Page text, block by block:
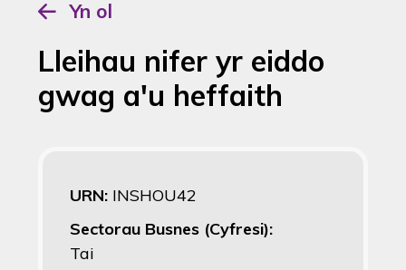
Yn ol
Lleihau nifer yr eiddo
gwag a'u heffaith
URN: INSHOU42
Sectorau Busnes (Cyfresi):
Tai